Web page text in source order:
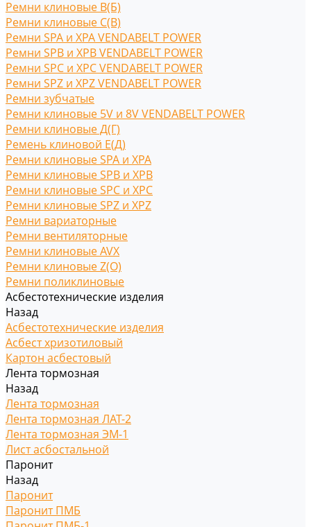
Ремни клиновые В(Б)
Ремни клиновые С(B)
Ремни SPA и XPA VENDABELT POWER
Ремни SPB и XPB VENDABELT POWER
Ремни SPC и XPC VENDABELT POWER
Ремни SPZ и XPZ VENDABELT POWER
Ремни зубчатые
Ремни клиновые 5V и 8V VENDABELT POWER
Ремни клиновые Д(Г)
Ремень клиновой Е(Д)
Ремни клиновые SPA и XPA
Ремни клиновые SPB и XPB
Ремни клиновые SPC и XPC
Ремни клиновые SPZ и XPZ
Ремни вариаторные
Ремни вентиляторные
Ремни клиновые AVX
Ремни клиновые Z(O)
Ремни поликлиновые
Асбестотехнические изделия
Назад
Асбестотехнические изделия
Асбест хризотиловый
Картон асбестовый
Лента тормозная
Назад
Лента тормозная
Лента тормозная ЛАТ-2
Лента тормозная ЭМ-1
Лист асбостальной
Паронит
Назад
Паронит
Паронит ПМБ